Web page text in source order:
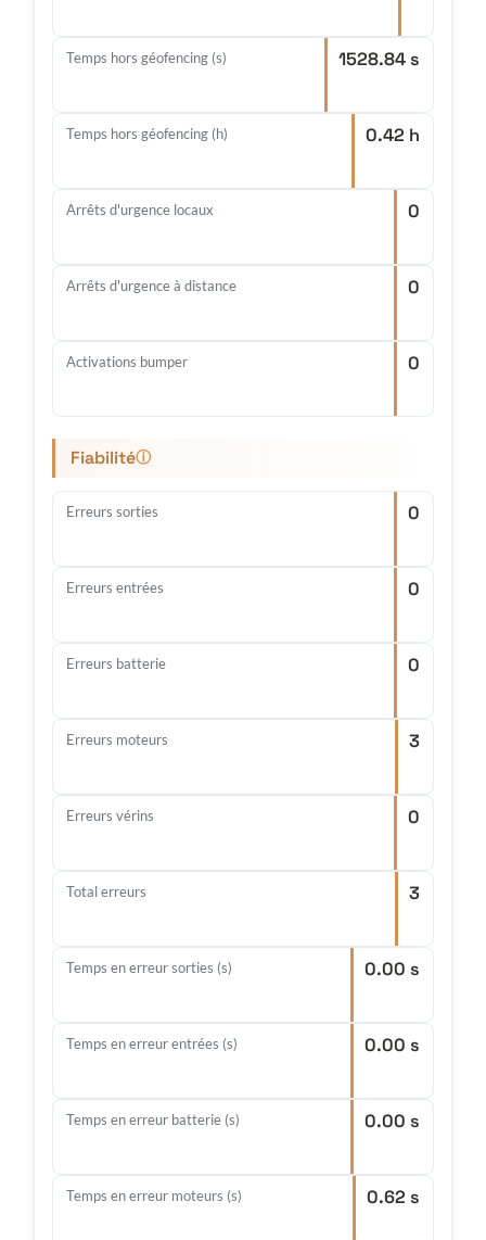
Temps hors géofencing (s) 1528.84 s
Temps hors géofencing (h) 0.42 h
Arrêts d'urgence locaux 0
Arrêts d'urgence à distance 0
Activations bumper 0
Fiabilitéⓘ
Erreurs sorties 0
Erreurs entrées 0
Erreurs batterie 0
Erreurs moteurs 3
Erreurs vérins 0
Total erreurs 3
Temps en erreur sorties (s) 0.00 s
Temps en erreur entrées (s) 0.00 s
Temps en erreur batterie (s) 0.00 s
Temps en erreur moteurs (s) 0.62 s